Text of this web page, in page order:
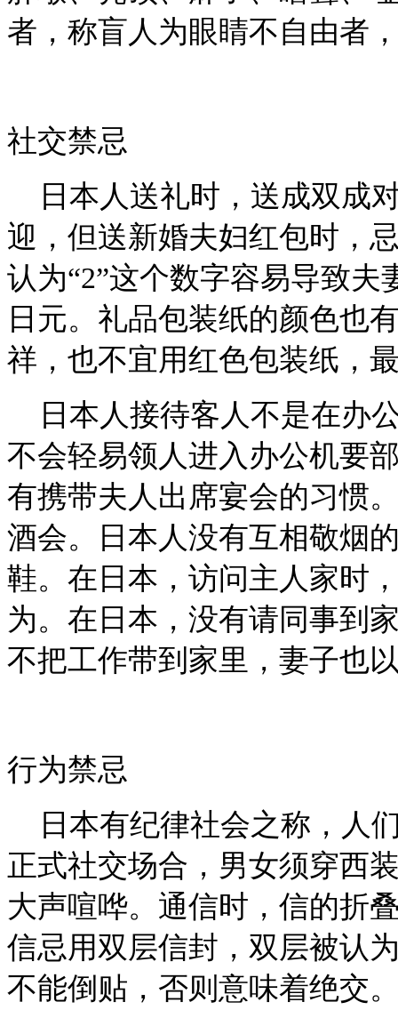
者，称盲人为眼睛不自由者
社交禁忌
日本人送礼时，送成双成
迎，但送新婚夫妇红包时，
认为“2”这个数字容易导致
日元。礼品包装纸的颜色也
祥，也不宜用红色包装纸，
日本人接待客人不是在办
不会轻易领人进入办公机要
有携带夫人出席宴会的习惯
酒会。日本人没有互相敬烟
鞋。在日本，访问主人家时
为。在日本，没有请同事到
不把工作带到家里，妻子也
行为禁忌
日本有纪律社会之称，人
正式社交场合，男女须穿西
大声喧哗。通信时，信的折
信忌用双层信封，双层被认
不能倒贴，否则意味着绝交